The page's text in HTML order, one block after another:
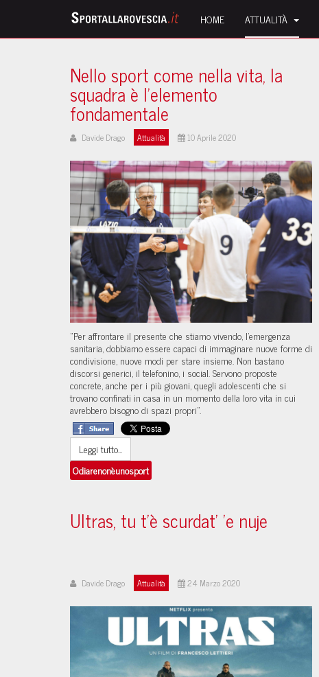
HOME ATTUALITÀ
Nello sport come nella vita, la
squadra è l’elemento
fondamentale
Davide Drago Attualità 10 Aprile 2020
“Per affrontare il presente che stiamo vivendo, l’emergenza
sanitaria, dobbiamo essere capaci di immaginare nuove forme di
condivisione, nuove modi per stare insieme. Non bastano
discorsi generici, il telefonino, i social. Servono proposte
concrete, anche per i più giovani, quegli adolescenti che si
trovano confinati in casa in un momento della loro vita in cui
avrebbero bisogno di spazi propri”.
Leggi tutto...
Odiarenonèunosport
Ultras, tu t'è scurdat' 'e nuje
Davide Drago Attualità 24 Marzo 2020